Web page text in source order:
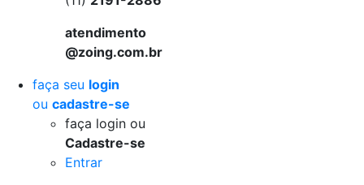
atendimento
@zoing.com.br
faça seu login
ou cadastre-se
faça login ou
Cadastre-se
Entrar